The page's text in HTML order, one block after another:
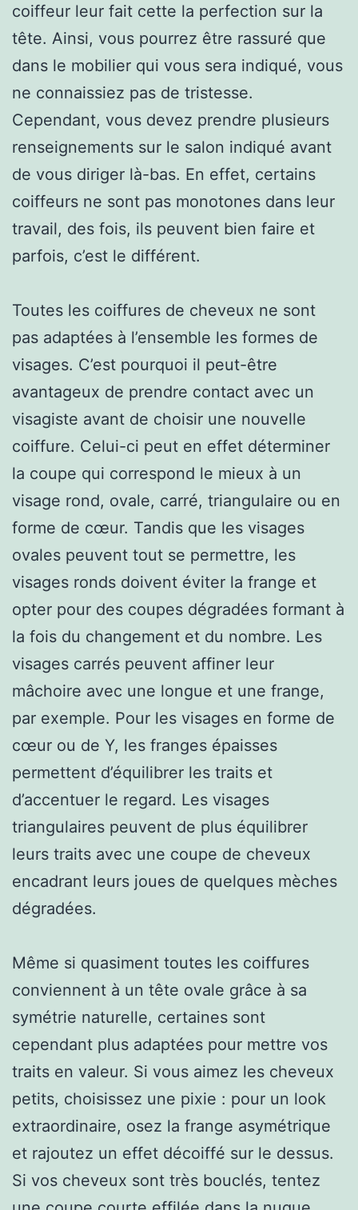
coiffeur leur fait cette la perfection sur la
tête. Ainsi, vous pourrez être rassuré que
dans le mobilier qui vous sera indiqué, vous
ne connaissiez pas de tristesse.
Cependant, vous devez prendre plusieurs
renseignements sur le salon indiqué avant
de vous diriger là-bas. En effet, certains
coiffeurs ne sont pas monotones dans leur
travail, des fois, ils peuvent bien faire et
parfois, c’est le différent.
Toutes les coiffures de cheveux ne sont
pas adaptées à l’ensemble les formes de
visages. C’est pourquoi il peut-être
avantageux de prendre contact avec un
visagiste avant de choisir une nouvelle
coiffure. Celui-ci peut en effet déterminer
la coupe qui correspond le mieux à un
visage rond, ovale, carré, triangulaire ou en
forme de cœur. Tandis que les visages
ovales peuvent tout se permettre, les
visages ronds doivent éviter la frange et
opter pour des coupes dégradées formant à
la fois du changement et du nombre. Les
visages carrés peuvent affiner leur
mâchoire avec une longue et une frange,
par exemple. Pour les visages en forme de
cœur ou de Y, les franges épaisses
permettent d’équilibrer les traits et
d’accentuer le regard. Les visages
triangulaires peuvent de plus équilibrer
leurs traits avec une coupe de cheveux
encadrant leurs joues de quelques mèches
dégradées.
Même si quasiment toutes les coiffures
conviennent à un tête ovale grâce à sa
symétrie naturelle, certaines sont
cependant plus adaptées pour mettre vos
traits en valeur. Si vous aimez les cheveux
petits, choisissez une pixie : pour un look
extraordinaire, osez la frange asymétrique
et rajoutez un effet décoiffé sur le dessus.
Si vos cheveux sont très bouclés, tentez